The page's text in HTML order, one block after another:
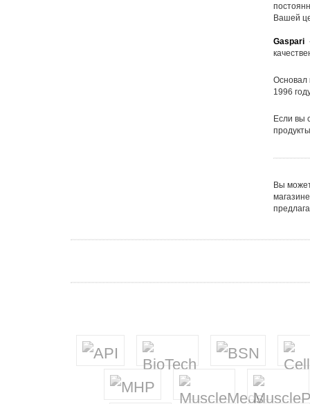
Вашей
Gaspari-
Основал
1996
Если вы
Вы